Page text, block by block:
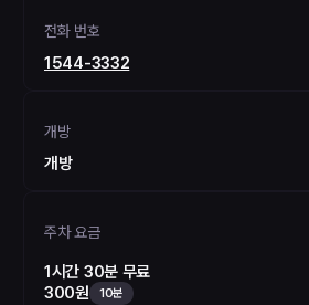
전화 번호
1544-3332
개방
개방
주차 요금
1시간 30분 무료
300원 10분